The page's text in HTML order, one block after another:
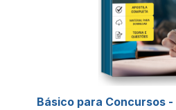
Básico para Concursos